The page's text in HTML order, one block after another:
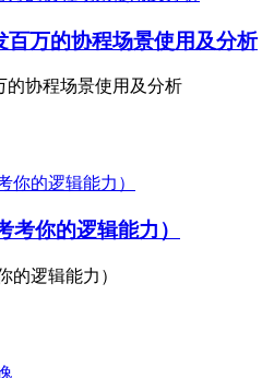
百万的协程场景使用及分析
的协程场景使用及分析
考你的逻辑能力）
的逻辑能力）